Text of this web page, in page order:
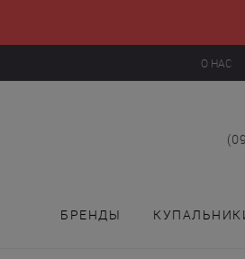
О НАС
БРЕНДЫ